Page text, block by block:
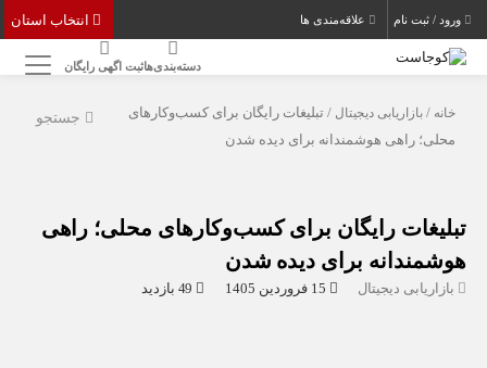
ورود / ثبت نام علاقه‌مندی ها
دسته‌بندی‌هاثبت اگهی رایگان
جستجو خانه /بازاریابی دیجیتال / تبلیغات رایگان برای کسب‌وکارهای
محلی؛ راهی هوشمندانه برای دیده شدن
تبلیغات رایگان برای کسب‌وکارهای محلی؛ راهی
هوشمندانه برای دیده شدن
بازاریابی دیجیتال